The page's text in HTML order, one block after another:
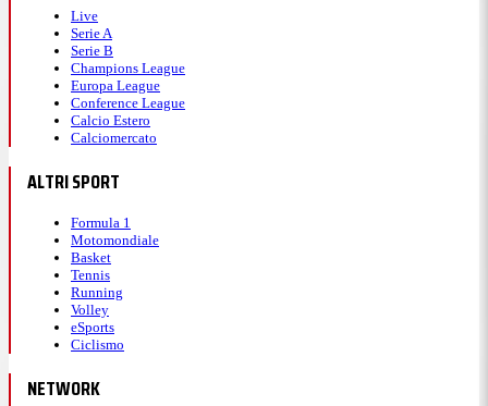
Live
Serie A
Serie B
Champions League
Europa League
Conference League
Calcio Estero
Calciomercato
ALTRI SPORT
Formula 1
Motomondiale
Basket
Tennis
Running
Volley
eSports
Ciclismo
NETWORK